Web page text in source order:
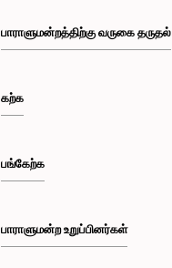
பாராளுமன்றத்திற்கு வருகை தருதல்
கற்க
பங்கேற்க
பாராளுமன்ற உறுப்பினர்கள்